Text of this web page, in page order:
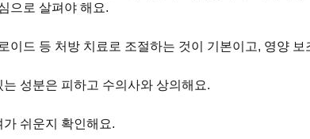
으로 살펴야 해요.
이드 등 처방 치료로 조절하는 것이 기본이고, 영양
성분은 피하고 수의사와 상의해요.
쉬운지 확인해요.